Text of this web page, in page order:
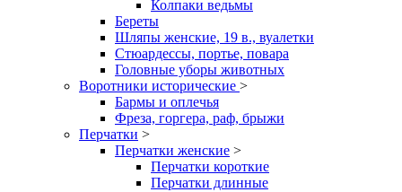
Колпаки ведьмы
Береты
Шляпы женские, 19 в., вуалетки
Стюардессы, портье, повара
Головные уборы животных
Воротники исторические >
Бармы и оплечья
Фреза, горгера, раф, брыжи
Перчатки >
Перчатки женские >
Перчатки короткие
Перчатки длинные